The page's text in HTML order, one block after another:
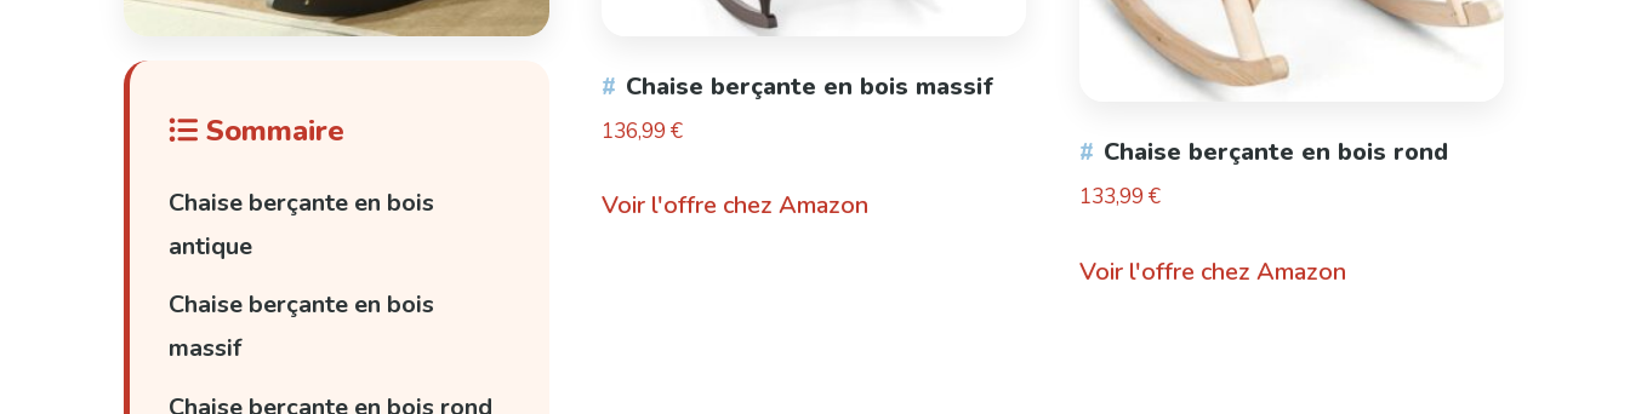
Sommaire
Chaise berçante en bois
antique
Chaise berçante en bois
massif
Chaise berçante en bois massif
136,99 €
Voir l'offre chez Amazon
Chaise berçante en bois rond
133,99 €
Voir l'offre chez Amazon